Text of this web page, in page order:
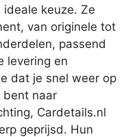
keuze. Ze
van originele tot
passend
levering en
dat je snel weer op
bent naar
Cardetails.nl
geprijsd. Hun